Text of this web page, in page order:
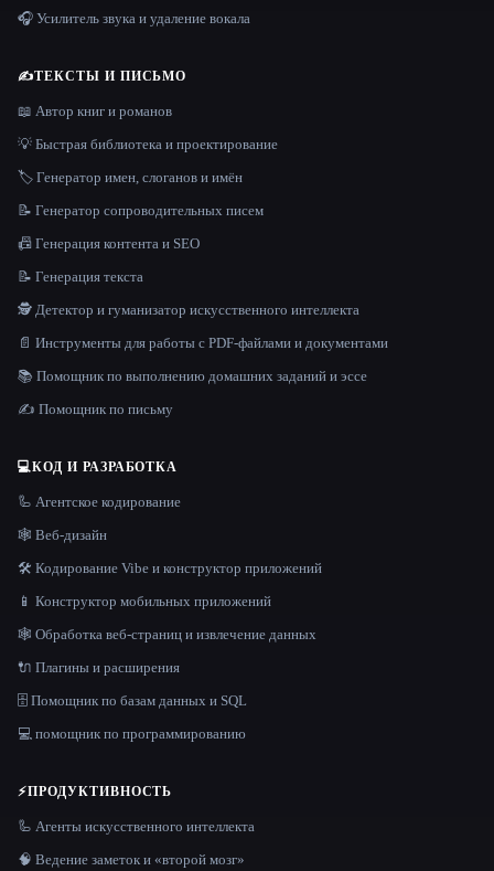
🎧 Усилитель звука и удаление вокала
✍️ТЕКСТЫ И ПИСЬМО
📖 Автор книг и романов
💡 Быстрая библиотека и проектирование
🏷️ Генератор имен, слоганов и имён
📝 Генератор сопроводительных писем
📠 Генерация контента и SEO
📝 Генерация текста
🕵️ Детектор и гуманизатор искусственного интеллекта
📄 Инструменты для работы с PDF-файлами и документами
📚 Помощник по выполнению домашних заданий и эссе
✍️ Помощник по письму
💻КОД И РАЗРАБОТКА
🦾 Агентское кодирование
🕸 Веб-дизайн
🛠️ Кодирование Vibe и конструктор приложений
📱 Конструктор мобильных приложений
🕸️ Обработка веб-страниц и извлечение данных
🔌 Плагины и расширения
🗄️ Помощник по базам данных и SQL
💻 помощник по программированию
⚡ПРОДУКТИВНОСТЬ
🦾 Агенты искусственного интеллекта
🧠 Ведение заметок и «второй мозг»